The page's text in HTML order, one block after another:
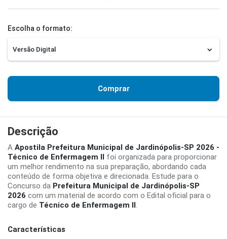
Escolha o formato:
Comprar
Descrição
A Apostila Prefeitura Municipal de Jardinópolis-SP 2026 -
Técnico de Enfermagem II foi organizada para proporcionar
um melhor rendimento na sua preparação, abordando cada
conteúdo de forma objetiva e direcionada. Estude para o
Concurso da Prefeitura Municipal de Jardinópolis-SP
2026 com um material de acordo com o Edital oficial para o
cargo de Técnico de Enfermagem II.
Características